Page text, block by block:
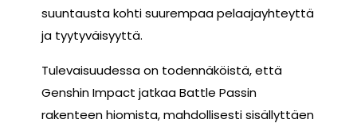
suuntausta kohti suurempaa pelaajayhteyttä
ja tyytyväisyyttä.
Tulevaisuudessa on todennäköistä, että
Genshin Impact jatkaa Battle Passin
rakenteen hiomista, mahdollisesti sisällyttäen